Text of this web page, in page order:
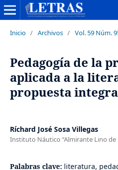
Inicio / Archivos / Vol. 59 Núm.
Pedagogía de la
aplicada a la
propuesta
Ríchard José Sosa Villegas
Instituto Náutico “Almirante Lino de
Palabras clave: literatura,